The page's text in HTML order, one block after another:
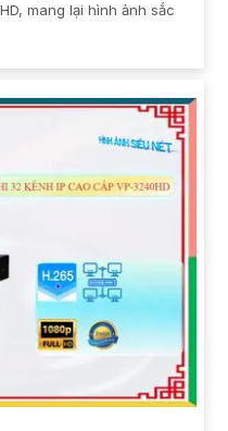
mang lại hình ảnh sắc